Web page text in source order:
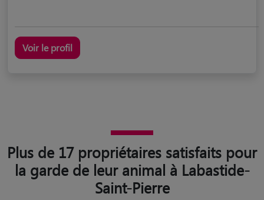
Voir le profil
Plus de 17 propriétaires satisfaits pour
la garde de leur animal à Labastide-
Saint-Pierre